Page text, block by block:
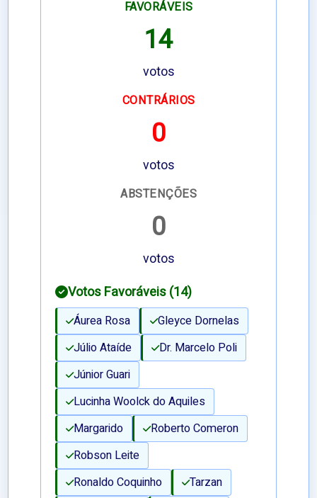
FAVORÁVEIS
14
votos
CONTRÁRIOS
0
votos
ABSTENÇÕES
0
votos
Votos Favoráveis (14)
Áurea Rosa
Gleyce Dornelas
Júlio Ataíde
Dr. Marcelo Poli
Júnior Guari
Lucinha Woolck do Aquiles
Margarido
Roberto Comeron
Robson Leite
Ronaldo Coquinho
Tarzan